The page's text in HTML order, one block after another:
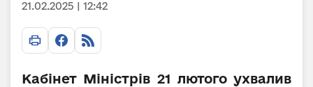
21.02.2025 | 12:42
Кабінет Міністрів 21 лютого ухвалив